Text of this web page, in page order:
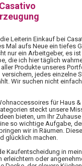
Leiterin Einkauf bei
Mal aufs Neue ein tiefes
nur ein Arbeitgeber, es ist
die ich hier täglich
Produkte unseres
jedes einzelne
Wir suchen nicht
für Haus
steckt unsere
bieten, um Ihr
so wichtige Aufgabe,
wir in Räumen.
glücklich machen.
Kaufentscheidung in
oder